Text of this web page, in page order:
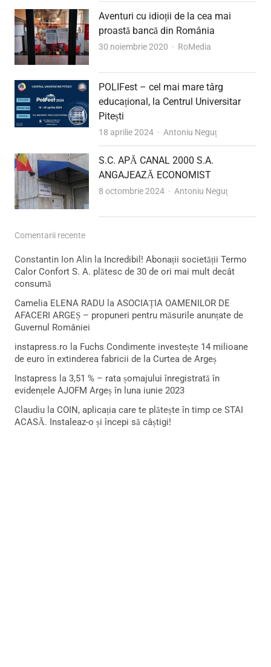
Aventuri cu idioții de la cea mai
proastă bancă din România
30 noiembrie 2020 Author
RoMedia
POLIFest – cel mai mare târg
educațional, la Centrul Universitar
Pitești
18 aprilie 2024 Author
Antoniu Neguț
S.C. APĂ CANAL 2000 S.A.
ANGAJEAZĂ ECONOMIST
8 octombrie 2024 Author
Antoniu Neguț
Comentarii recente
Constantin Ion Alin la Incredibil! Abonații societății Termo
Calor Confort S. A. plătesc de 30 de ori mai mult decât
consumă
Camelia ELENA RADU la ASOCIAȚIA OAMENILOR DE
AFACERI ARGEȘ – propuneri pentru măsurile anunțate de
Guvernul României
instapress.ro la Fuchs Condimente investește 14 milioane
de euro în extinderea fabricii de la Curtea de Argeș
Instapress la 3,51 % – rata șomajului înregistrată în
evidențele AJOFM Argeș în luna iunie 2023
Claudiu la COIN, aplicația care te plătește în timp ce STAI
ACASĂ. Instaleaz-o și începi să câștigi!